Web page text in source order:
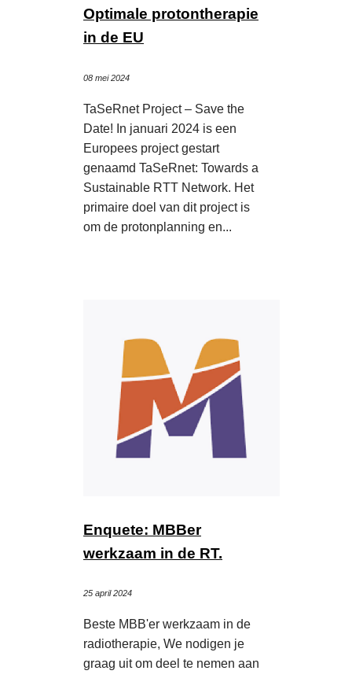
Optimale protontherapie
in de EU
08 mei 2024
TaSeRnet Project – Save the
Date! In januari 2024 is een
Europees project gestart
genaamd TaSeRnet: Towards a
Sustainable RTT Network. Het
primaire doel van dit project is
om de protonplanning en...
Enquete: MBBer
werkzaam in de RT.
25 april 2024
Beste MBB'er werkzaam in de
radiotherapie, We nodigen je
graag uit om deel te nemen aan